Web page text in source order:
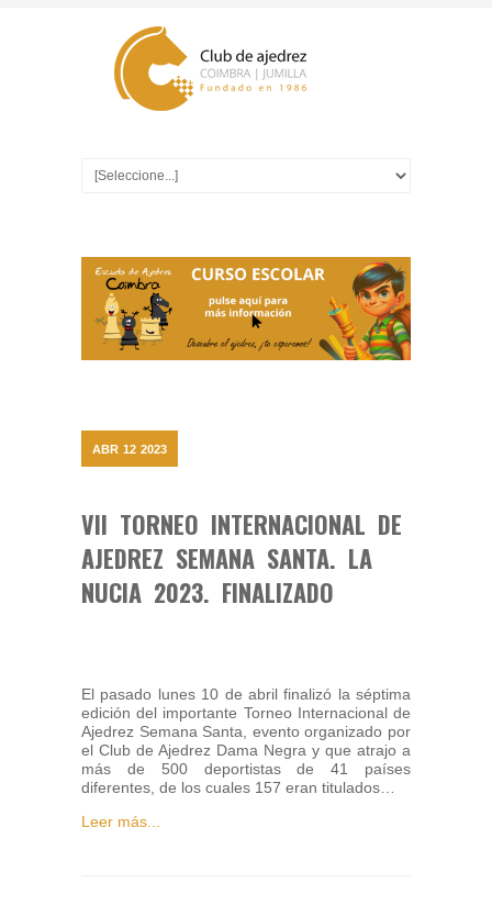
ABR 12 2023
VII TORNEO INTERNACIONAL DE
AJEDREZ SEMANA SANTA. LA
NUCIA 2023. FINALIZADO
El pasado lunes 10 de abril finalizó la séptima
edición del importante Torneo Internacional de
Ajedrez Semana Santa, evento organizado por
el Club de Ajedrez Dama Negra y que atrajo a
más de 500 deportistas de 41 países
diferentes, de los cuales 157 eran titulados…
Leer más...